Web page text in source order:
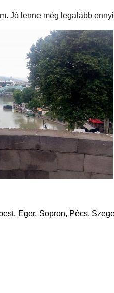
Jó lenne még legalább
Eger, Sopron, Pécs,